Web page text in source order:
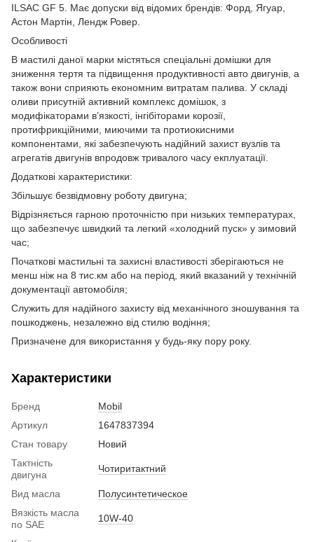
ILSAC GF 5. Має допуски від відомих брендів: Форд, Ягуар,
Астон Мартін, Лендж Ровер.
Особливості
В мастилі даної марки містяться спеціальні домішки для
зниження тертя та підвищення продуктивності авто двигунів, а
також вони сприяють економним витратам палива. У складі
оливи присутній активний комплекс домішок, з
модифікаторами в’язкості, інгібіторами корозії,
протифрикційними, миючими та протиокисними
компонентами, які забезпечують надійний захист вузлів та
агрегатів двигунів впродовж тривалого часу екплуатації.
Додаткові характеристики:
Збільшує безвідмовну роботу двигуна;
Відрізняється гарною проточністю при низьких температурах,
що забезпечує швидкий та легкий «холодний пуск» у зимовий
час;
Початкові мастильні та захисні властивості зберігаються не
менш ніж на 8 тис.км або на період, який вказаний у технічній
документації автомобіля;
Служить для надійного захисту від механічного зношування та
пошкоджень, незалежно від стилю водіння;
Призначене для використання у будь-яку пору року.
Характеристики
Бренд
Mobil
Артикул
1647837394
Стан товару
Новий
Тактність
двигуна
Чотиритактний
Вид масла
Полусинтетическое
Вязкість масла
по SAE
10W-40